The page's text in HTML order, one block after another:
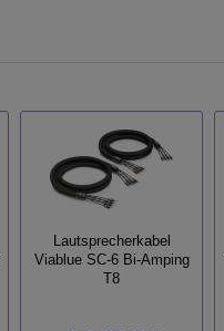
Lautsprecherkabel
Viablue SC-6 Bi-Amping
T8